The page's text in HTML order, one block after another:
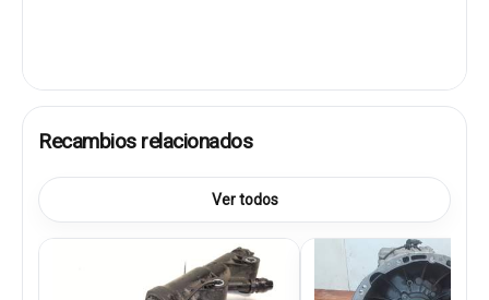
Recambios relacionados
Ver todos